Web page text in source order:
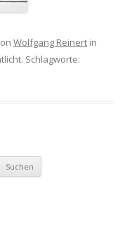
Wolfgang Reinert in
Schlagworte: